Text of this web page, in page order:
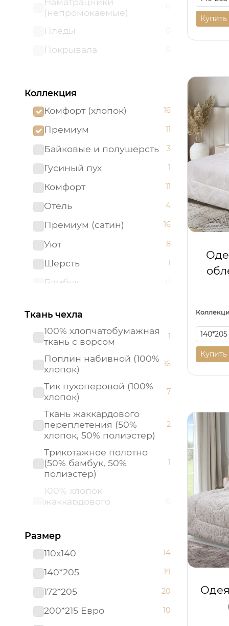
(непромокаемые)
0
Пледы 0
Покрывала 0
Коллекция
Комфорт (хлопок)
16
Премиум 11
Байковые и полушерсть 3
Гусиный пух 1
Комфорт 11
Отель 4
Премиум (сатин) 16
Уют 8
Шерсть 1
Бамбук 0
Декоративные
Детские одеяла-
покрывала (трикотаж)
Жаккардовые (хлопок) 0
Махра
Одеяла-покрывала
(трикотаж)
Ортопедические
Пледы "Клетка"
Пледы из искусственного
меха
Пледы из флиса "Квадро" 0
Пледы из флиса
Ткань чехла
100% хлопчатобумажная
ткань с ворсом
1
Поплин набивной (100%
хлопок)
16
Тик пухоперовой (100%
хлопок)
7
Ткань жаккардового
переплетения (50%
хлопок, 50% полиэстер)
2
Трикотажное полотно
(50% бамбук, 50%
полиэстер)
1
100% хлопок
жаккардового
0
хлопок)
Ворсовое трикотажное
полотно
кашемировое волокно
0
Микрофибра (100%
Размер
110х140
14
140*205 19
172*205 20
200*215 Евро 10
Купить
Купить